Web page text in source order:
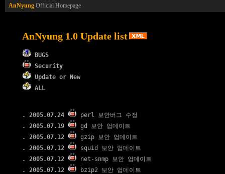
AnNyung Official Homepage
AnNyung 1.0 Update list
BUGS
Security
Update or New
ALL
. 2005.07.24
perl 보안버그 수정
. 2005.07.19
gd 보안 업데이트
. 2005.07.12
gzip 보안 업데이트
. 2005.07.12
squid 보안 업데이트
. 2005.07.12
net-snmp 보안 업데이트
. 2005.07.12
bzip2 보안 업데이트